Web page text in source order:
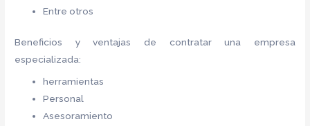
Entre otros
Beneficios y ventajas de contratar una empresa
especializada:
herramientas
Personal
Asesoramiento